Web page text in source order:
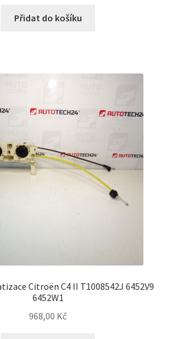
Přidat do košíku
Citroën C4 II T1008542J 6452V9
6452W1
968,00 Kč